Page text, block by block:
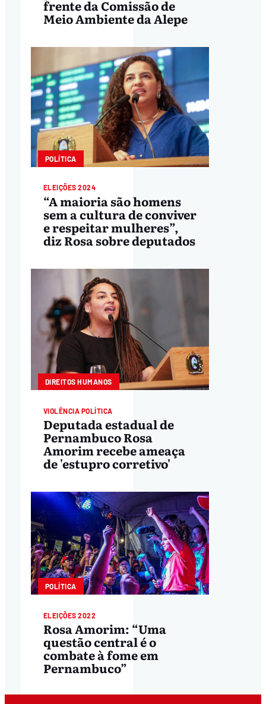
frente da Comissão de
Meio Ambiente da Alepe
POLÍTICA
ELEIÇÕES 2024
“A maioria são homens
sem a cultura de conviver
e respeitar mulheres”,
diz Rosa sobre deputados
DIREITOS HUMANOS
VIOLÊNCIA POLÍTICA
Deputada estadual de
Pernambuco Rosa
Amorim recebe ameaça
de 'estupro corretivo'
POLÍTICA
ELEIÇÕES 2022
Rosa Amorim: “Uma
questão central é o
combate à fome em
Pernambuco”